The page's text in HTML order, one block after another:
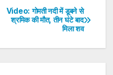
e
st
e
Video: गोमती नदी में डूबने से
श्रमिक की मौत, तीन घंटे बाद
मिला शव